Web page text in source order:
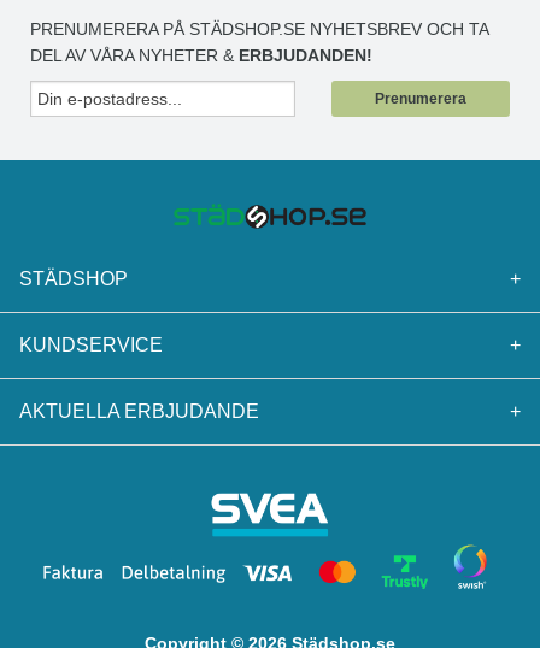
PRENUMERERA PÅ STÄDSHOP.SE NYHETSBREV OCH TA
DEL AV VÅRA NYHETER & ERBJUDANDEN!
Prenumerera
STÄDSHOP +
KUNDSERVICE +
AKTUELLA ERBJUDANDE +
Copyright © 2026 Städshop.se